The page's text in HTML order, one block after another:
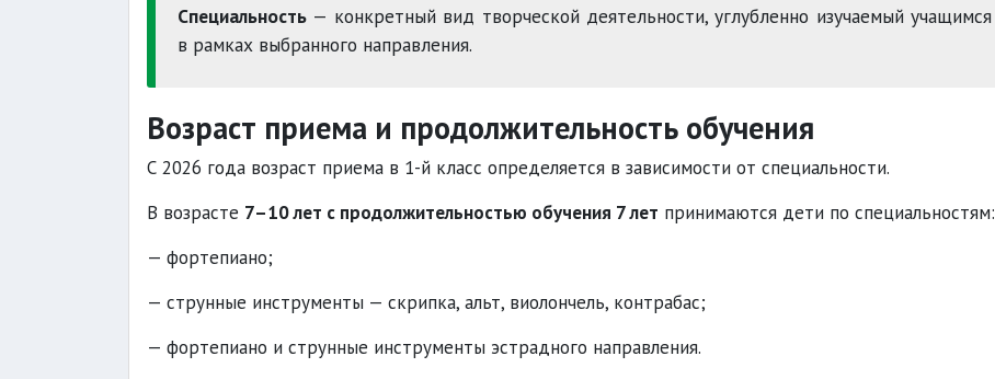
Специальность — конкретный вид творческой деятельности, углубленно изучаемый учащимся
в рамках выбранного направления.
Возраст приема и продолжительность обучения
С 2026 года возраст приема в 1-й класс определяется в зависимости от специальности.
В возрасте 7–10 лет с продолжительностью обучения 7 лет принимаются дети по специальностям:
— фортепиано;
— струнные инструменты — скрипка, альт, виолончель, контрабас;
— фортепиано и струнные инструменты эстрадного направления.